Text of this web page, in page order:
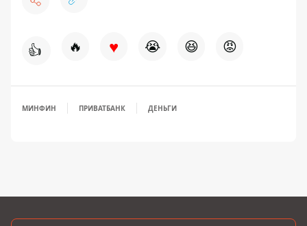
👍 🔥 ♥ 😭 😆 😡
МИНФИН ПРИВАТБАНК ДЕНЬГИ